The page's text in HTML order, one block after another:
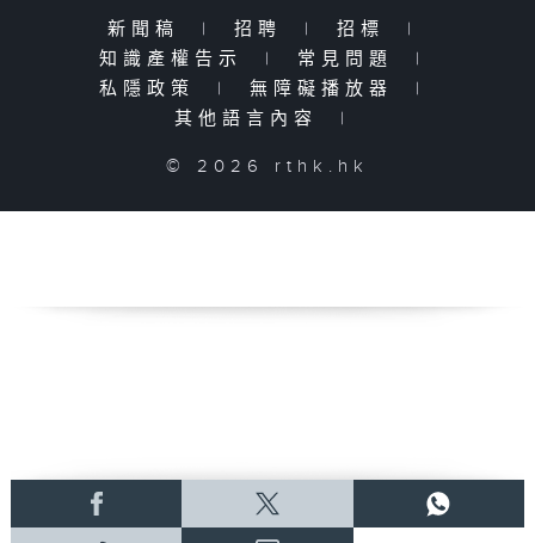
新聞稿 | 招聘 | 招標
|
知識產權告示
| 常見問題
|
私隱政策
| 無障礙播放器
|
其他語言內容
|
© 2026 rthk.hk